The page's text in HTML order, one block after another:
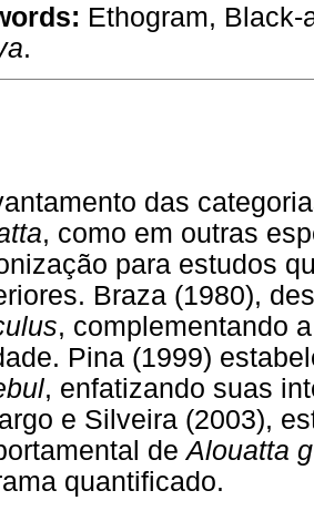
Ethogram,
.
das
, como em outras
para estudos
Braza (1980),
, complementando
Pina (1999)
, enfatizando suas
e Silveira (2003),
deAlouatta
quantificado.